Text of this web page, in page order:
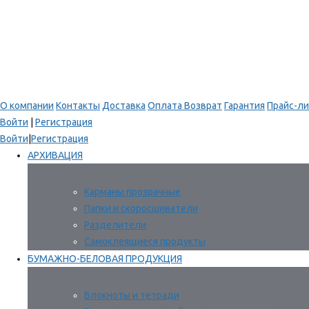
О компании Контакты Доставка Оплата Возврат Гарантия Прайс-
Войти
Регистрация
Войти Регистрация
АРХИВАЦИЯ
Карманы прозрачные
Папки и скоросшиватели
Разделители
Самоклеящиеся продукты
БУМАЖНО-БЕЛОВАЯ ПРОДУКЦИЯ
Блокноты и тетради